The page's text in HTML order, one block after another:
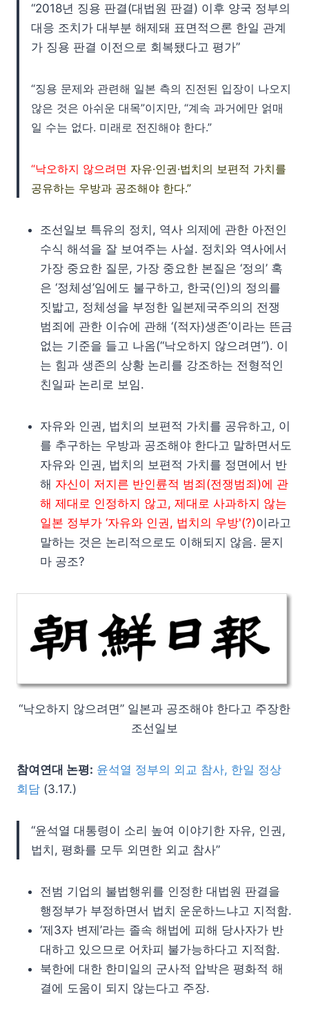
“2018년 징용 판결(대법원 판결) 이후 양국 정부의
대응 조치가 대부분 해제돼 표면적으론 한일 관계
가 징용 판결 이전으로 회복됐다고 평가”
“징용 문제와 관련해 일본 측의 진전된 입장이 나오지
않은 것은 아쉬운 대목”이지만, “계속 과거에만 얽매
일 수는 없다. 미래로 전진해야 한다.”
“낙오하지 않으려면 자유·인권·법치의 보편적 가치를
공유하는 우방과 공조해야 한다.”
조선일보 특유의 정치, 역사 의제에 관한 아전인
수식 해석을 잘 보여주는 사설. 정치와 역사에서
가장 중요한 질문, 가장 중요한 본질은 ‘정의’ 혹
은 ‘정체성’임에도 불구하고, 한국(인)의 정의를
짓밟고, 정체성을 부정한 일본제국주의의 전쟁
범죄에 관한 이슈에 관해 ‘(적자)생존’이라는 뜬금
없는 기준을 들고 나옴(“낙오하지 않으려면”). 이
는 힘과 생존의 상황 논리를 강조하는 전형적인
친일파 논리로 보임.
자유와 인권, 법치의 보편적 가치를 공유하고, 이
를 추구하는 우방과 공조해야 한다고 말하면서도
자유와 인권, 법치의 보편적 가치를 정면에서 반
해 자신이 저지른 반인륜적 범죄(전쟁범죄)에 관
해 제대로 인정하지 않고, 제대로 사과하지 않는
일본 정부가 ‘자유와 인권, 법치의 우방'(?)이라고
말하는 것은 논리적으로도 이해되지 않음. 묻지
마 공조?
“낙오하지 않으려면” 일본과 공조해야 한다고 주장한
조선일보
참여연대 논평: 윤석열 정부의 외교 참사, 한일 정상
회담 (3.17.)
“윤석열 대통령이 소리 높여 이야기한 자유, 인권,
법치, 평화를 모두 외면한 외교 참사”
전범 기업의 불법행위를 인정한 대법원 판결을
행정부가 부정하면서 법치 운운하느냐고 지적함.
‘제3자 변제’라는 졸속 해법에 피해 당사자가 반
대하고 있으므로 어차피 불가능하다고 지적함.
북한에 대한 한미일의 군사적 압박은 평화적 해
결에 도움이 되지 않는다고 주장.